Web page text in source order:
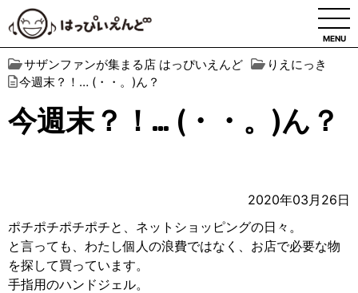
MENU
サザンファンが集まる店 はっぴいえんど
りえにっき
今週末？！… (・・。)ん？
今週末？！… (・・。)ん？
2020年03月26日
ポチポチポチポチと、ネットショッピングの日々。
と言っても、わたし個人の浪費ではなく、お店で必要な物
を探して買っています。
手指用のハンドジェル。